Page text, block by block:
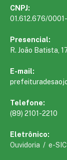
CNPJ:
01.612.676/
Presencial:
R. João Batista,
E-mail:
Telefone:
(89) 2101-2210
Eletrônico:
Ouvidoria / e-SIC